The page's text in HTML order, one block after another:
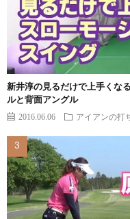
新井淳の見るだけで上手くな
ルと背面アングル
2016.06.06 アイアンの打